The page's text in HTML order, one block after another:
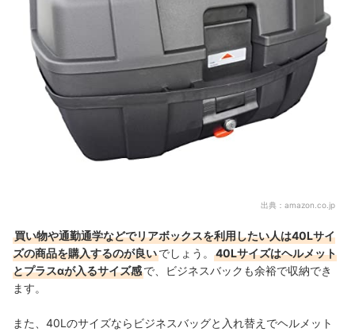
出典： amazon.co.jp
買い物や通勤通学などでリアボックスを利用したい人は40Lサイ
ズの商品を購入するのが良いでしょう。
40Lサイズはヘルメット
とプラスαが入るサイズ感で、ビジネスバックも余裕で収納でき
ます。
また、40Lのサイズならビジネスバッグと入れ替えでヘルメット